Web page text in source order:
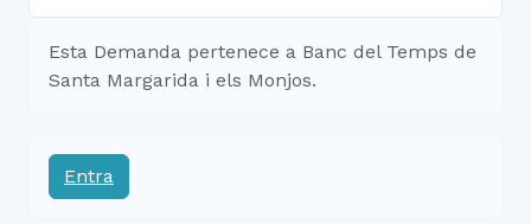
Esta Demanda pertenece a Banc del Temps de
Santa Margarida i els Monjos.
Entra